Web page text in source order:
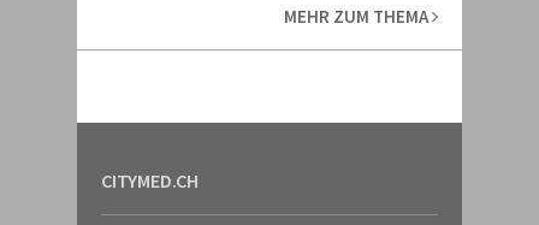
MEHR ZUM THEMA
CITYMED.CH